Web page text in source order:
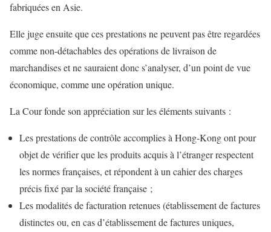
fabriquées en Asie.
Elle juge ensuite que ces prestations ne peuvent pas être regardées
comme non-détachables des opérations de livraison de
marchandises et ne sauraient donc s’analyser, d’un point de vue
économique, comme une opération unique.
La Cour fonde son appréciation sur les éléments suivants :
Les prestations de contrôle accomplies à Hong-Kong ont pour
objet de vérifier que les produits acquis à l’étranger respectent
les normes françaises, et répondent à un cahier des charges
précis fixé par la société française ;
Les modalités de facturation retenues (établissement de factures
distinctes ou, en cas d’établissement de factures uniques,